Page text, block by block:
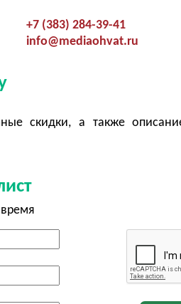
+7 (383) 284-39-41
info@mediaohvat.ru
скидки, а также